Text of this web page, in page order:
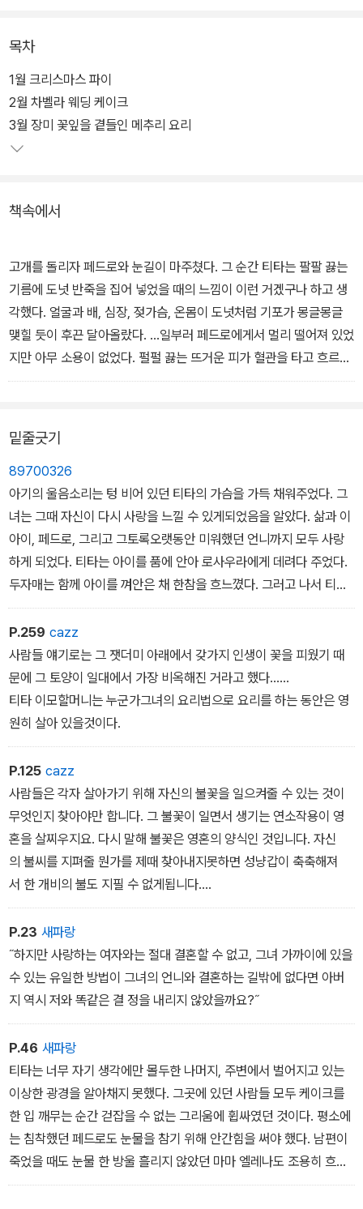
이크' 같은 요리 하나를 정해놓고, 요리 만드는 법과 티타의 사랑 이야
기를 절묘하게 섞어 풀어나가는 형식이다.
주인공 티타는 엄하고 강압적인 어머니 마마 엘레나의 막내딸이다.
데 라 가르사 가문의 전통에 따라 막내딸인 그녀는 죽을 때까지 어머
것을 종용한다. 페드로는 오직 티타와 가까이 있기 위애 결혼을 승낙
하고 그의 진심을 알지 못하는 티타는 눈물을 흘리며 두 사람을 위한
웨딩 케이크를 만든다. 케이크를 먹은 하객들은 티타가 느낀 걷잡을
수 없는 그리움과 슬픔을 느끼며 구토를 하고 결국 결혼식은 엉망이
되고 만다.
목차
1월 크리스마스 파이
2월 차벨라 웨딩 케이크
3월 장미 꽃잎을 곁들인 메추리 요리
책속에서
고개를 돌리자 페드로와 눈길이 마주쳤다. 그 순간 티타는 팔팔 끓는
기름에 도넛 반죽을 집어 넣었을 때의 느낌이 이런 거겠구나 하고 생
각했다. 얼굴과 배, 심장, 젖가슴, 온몸이 도넛처럼 기포가 몽글몽글
맺힐 듯이 후끈 달아올랐다. ...일부러 페드로에게서 멀리 떨어져 있었
지만 아무 소용이 없었다. 펄펄 끓는 뜨거운 피가 혈관을 타고 흐르는
것이 느껴졌다. 양 볼이 새빨갛게 달아올랐으며, 어디다 시선을 둬야
밑줄긋기
89700326
아기의 울음소리는 텅 비어 있던 티타의 가슴을 가득 채워주었다. 그
녀는 그때 자신이 다시 사랑을 느낄 수 있게되었음을 알았다. 삶과 이
아이, 페드로, 그리고 그토록오랫동안 미워했던 언니까지 모두 사랑
하게 되었다. 티타는 아이를 품에 안아 로사우라에게 데려다 주었다.
두자매는 함께 아이를 껴안은 채 한참을 흐느꼈다. 그러고 나서 티타
는 나차가 귓가에 속삭여주는 대구거뜬하게 해냈다
P.259 cazz
사람들 얘기로는 그 잿더미 아래에서 갖가지 인생이 꽃을 피웠기 때
문에 그 토양이 일대에서 가장 비옥해진 거라고 했다......
티타 이모할머니는 누군가그녀의 요리법으로 요리를 하는 동안은 영
원히 살아 있을것이다.
P.125 cazz
사람들은 각자 살아가기 위해 자신의 불꽃을 일으켜줄 수 있는 것이
무엇인지 찾아야만 합니다. 그 불꽃이 일면서 생기는 연소작용이 영
혼을 살찌우지요. 다시 말해 불꽃은 영혼의 양식인 것입니다. 자신
의 불씨를 지펴줄 뭔가를 제때 찾아내지못하면 성냥갑이 축축해져
서 한 개비의 불도 지필 수 없게됩니다.
이렇게 되면 영혼은 육체에서 달아나 자신을 살찌워 줄양식을 찾
아 홀로 칠흑같이 어두운 곳을 헤매게 됩니다.
남겨두고 온 차갑고 힘없는 육체만이 그 양식을 줄 수 있다는 것을 모
르고 말입니다.˝
P.23 새파랑
˝하지만 사랑하는 여자와는 절대 결혼할 수 없고, 그녀 가까이에 있을
수 있는 유일한 방법이 그녀의 언니와 결혼하는 길밖에 없다면 아버
지 역시 저와 똑같은 결 정을 내리지 않았을까요?˝
P.46 새파랑
티타는 너무 자기 생각에만 몰두한 나머지, 주변에서 벌어지고 있는
이상한 광경을 알아채지 못했다. 그곳에 있던 사람들 모두 케이크를
한 입 깨무는 순간 걷잡을 수 없는 그리움에 휩싸였던 것이다. 평소에
는 침착했던 페드로도 눈물을 참기 위해 안간힘을 써야 했다. 남편이
죽었을 때도 눈물 한 방울 흘리지 않았던 마마 엘레나도 조용히 흐느
껴 었다. 그리고 그게 다가 아니었다. 눈물은 이 괴이한 식중독의 첫